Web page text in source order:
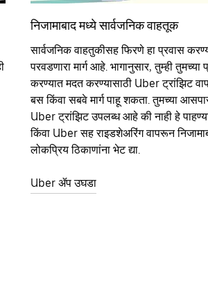
निजामाबाद मध्ये सार्वजनिक वाहतूक
सार्वजनिक वाहतुकीसह फिरणे हा प्रवास
परवडणारा मार्ग आहे. भागानुसार, तुम्ही तुमच्या
करण्यात मदत करण्यासाठी Uber ट्रांझिट
बस किंवा सबवे मार्ग पाहू शकता. तुमच्या
Uber ट्रांझिट उपलब्ध आहे की नाही हे
किंवा Uber सह राइडशेअरिंग वापरून
लोकप्रिय ठिकाणांना भेट द्या.
Uber ॲप उघडा